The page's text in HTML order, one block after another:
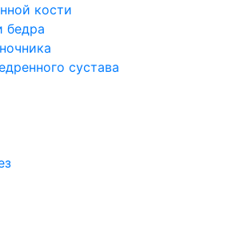
кости
бедра
сустава